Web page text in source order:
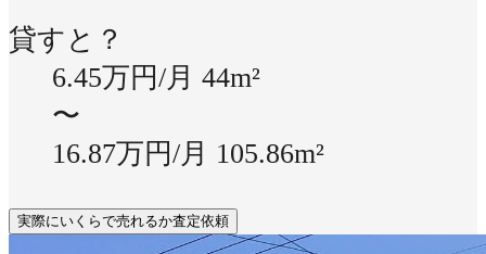
貸すと？
6.45万円/月 44m²
〜
16.87万円/月 105.86m²
実際にいくらで売れるか査定依頼